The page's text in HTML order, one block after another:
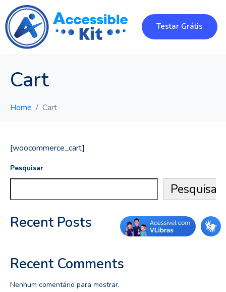
Testar Grátis
Cart
Home Cart
[woocommerce_cart]
Pesquisar
Pesquisar
Recent Posts
Recent Comments
Nenhum comentário para mostrar.